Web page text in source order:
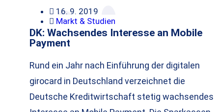
16. 9. 2019
Markt & Studien
DK: Wachsendes Interesse an Mobile
Payment
Rund ein Jahr nach Einführung der digitalen
girocard in Deutschland verzeichnet die
Deutsche Kreditwirtschaft stetig wachsendes